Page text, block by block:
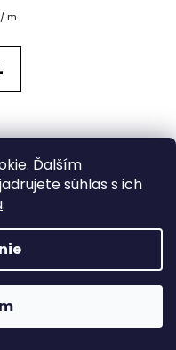
Ďalším
súhlas s ich
.
/ m